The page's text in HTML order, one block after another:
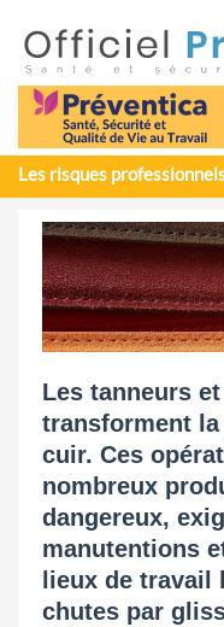
Les risques
Les tanneurs
transforment la
cuir. Ces
nombreux
dangereux,
manutentions
lieux de travail
chutes par